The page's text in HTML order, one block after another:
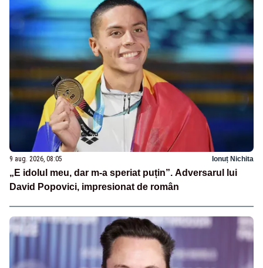
9 aug. 2026, 08:05 Ionuț Nichita
„E idolul meu, dar m-a speriat puțin”. Adversarul lui
David Popovici, impresionat de român